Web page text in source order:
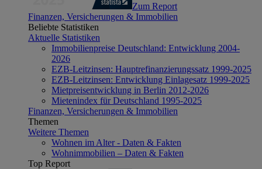
Zum Report
Finanzen, Versicherungen & Immobilien
Beliebte Statistiken
Aktuelle Statistiken
Immobilienpreise Deutschland: Entwicklung 2004-
2026
EZB-Leitzinsen: Hauptrefinanzierungssatz 1999-2025
EZB-Leitzinsen: Entwicklung Einlagesatz 1999-2025
Mietpreisentwicklung in Berlin 2012-2026
Mietenindex für Deutschland 1995-2025
Finanzen, Versicherungen & Immobilien
Themen
Weitere Themen
Wohnen im Alter - Daten & Fakten
Wohnimmobilien – Daten & Fakten
Top Report